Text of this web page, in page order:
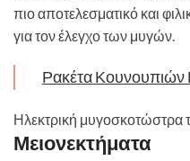
πιο αποτελεσματικό και
για τον έλεγχο των μυγών.
Ρακέτα Κουνουπιών
Ηλεκτρική μυγοσκοτώστρα
Μειονεκτήματα